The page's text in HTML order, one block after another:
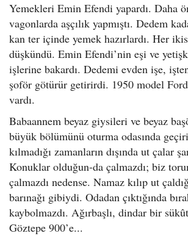
Yemekleri Emin Efendi yapardı. Daha
vagonlarda aşçılık yapmıştı. Dedem
kan ter içinde yemek hazırlardı. Her
düşkündü. Emin Efendi’nin eşi ve
işlerine bakardı. Dedemi evden işe,
şoför götürür getirirdi. 1950 model
vardı.
Babaannem beyaz giysileri ve beyaz
büyük bölümünü oturma odasında
kılmadığı zamanların dışında ut çalar
Konuklar olduğun-da çalmazdı; biz
çalmazdı nedense. Namaz kılıp ut
barınağı gibiydi. Odadan çıktığında
kaybolmazdı. Ağırbaşlı, dindar bir
Göztepe 900’e...